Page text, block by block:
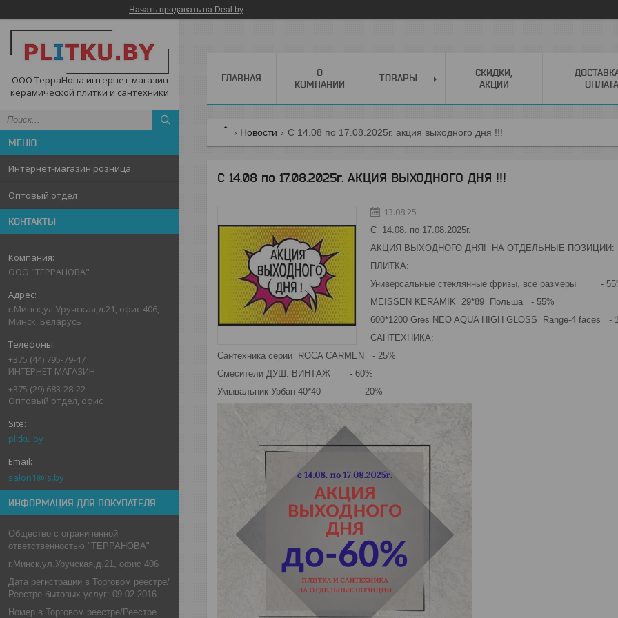
Начать продавать на Deal.by
ООО ТерраНова интернет-магазин
керамической плитки и сантехники
Интернет-магазин розница
Оптовый отдел
КОНТАКТЫ
ООО "ТЕРРАНОВА"
г.Минск,ул.Уручская,д.21, офис 406,
Минск, Беларусь
+375 (44) 795-79-47
ИНТЕРНЕТ-МАГАЗИН
+375 (29) 683-28-22
Оптовый отдел, офис
plitku.by
salon1@ls.by
ИНФОРМАЦИЯ ДЛЯ ПОКУПАТЕЛЯ
Общество с ограниченной
ответственностью "ТЕРРАНОВА"
г.Минск,ул.Уручская,д.21, офис 406
Дата регистрации в Торговом реестре/
Реестре бытовых услуг: 09.02.2016
Номер в Торговом реестре/Реестре
ГЛАВНАЯ
О
КОМПАНИИ
ТОВАРЫ
СКИДКИ,
АКЦИИ
ОПЛАТА
Новости С 14.08 по 17.08.2025г. акция выходного дня !!!
С 14.08 по 17.08.2025г. АКЦИЯ ВЫХОДНОГО ДНЯ !!!
13.08.25
С 14.08. по 17.08.2025г.
АКЦИЯ ВЫХОДНОГО ДНЯ! НА ОТДЕЛЬНЫЕ ПОЗИЦИИ:
ПЛИТКА:
Универсальные стеклянные фризы, все размеры -
MEISSEN KERAMIK 29*89 Польша - 55%
600*1200 Gres NEO AQUA HIGH GLOSS Range-4 faces -
САНТЕХНИКА:
Сантехника серии ROCA CARMEN - 25%
Смесители ДУШ. ВИНТАЖ - 60%
Умывальник Урбан 40*40 - 20%